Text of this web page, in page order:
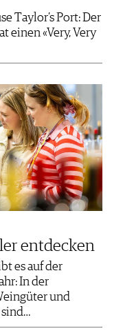
Taylor’s Port: Der
einen «Very, Very
entdecken
es auf der
In der
und
sind…